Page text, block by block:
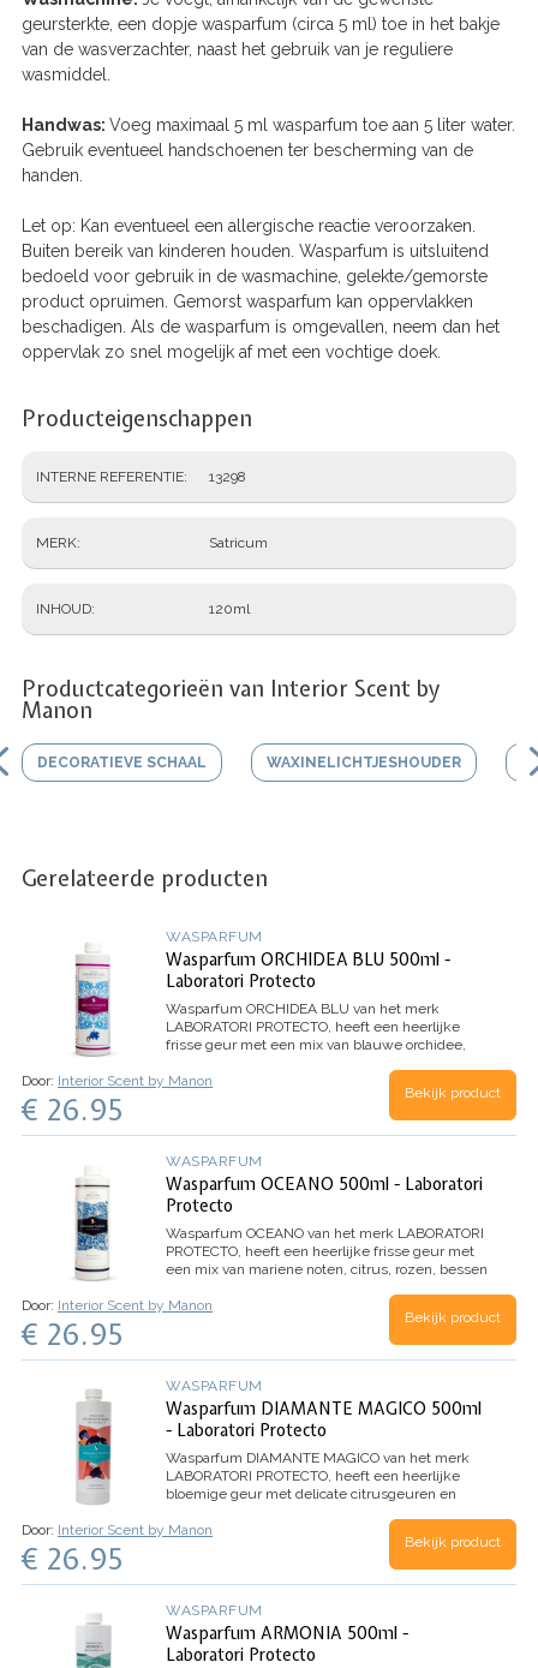
geursterkte, een dopje wasparfum (circa 5 ml) toe in het bakje
van de wasverzachter, naast het gebruik van je reguliere
wasmiddel.
Handwas: Voeg maximaal 5 ml wasparfum toe aan 5 liter water.
Gebruik eventueel handschoenen ter bescherming van de
handen.
Let op: Kan eventueel een allergische reactie veroorzaken.
Buiten bereik van kinderen houden. Wasparfum is uitsluitend
bedoeld voor gebruik in de wasmachine, gelekte/gemorste
product opruimen. Gemorst wasparfum kan oppervlakken
beschadigen. Als de wasparfum is omgevallen, neem dan het
oppervlak zo snel mogelijk af met een vochtige doek.
Producteigenschappen
INTERNE REFERENTIE 13298
MERK Satricum
INHOUD 120ml
Productcategorieën van Interior Scent by
Manon
DECORATIEVE SCHAAL WAXINELICHTJESHOUDER
Gerelateerde producten
WASPARFUM
Wasparfum ORCHIDEA BLU 500ml -
Laboratori Protecto
Wasparfum ORCHIDEA BLU van het merk
LABORATORI PROTECTO, heeft een heerlijke
frisse geur met een mix van blauwe orchidee,
100 wasbeurten)
Door: Interior Scent by Manon
€ 26.95 Bekijk product
WASPARFUM
Wasparfum OCEANO 500ml - Laboratori
Protecto
Wasparfum OCEANO van het merk LABORATORI
PROTECTO, heeft een heerlijke frisse geur met
een mix van mariene noten, citrus, rozen, bessen
wasbeurten)
Door: Interior Scent by Manon
€ 26.95 Bekijk product
WASPARFUM
Wasparfum DIAMANTE MAGICO 500ml
- Laboratori Protecto
Wasparfum DIAMANTE MAGICO van het merk
LABORATORI PROTECTO, heeft een heerlijke
bloemige geur met delicate citrusgeuren en
wasparfum, evolueert het parfum beter en
Inhoud 500ml
Door: Interior Scent by Manon
€ 26.95 Bekijk product
WASPARFUM
Wasparfum ARMONIA 500ml -
Laboratori Protecto